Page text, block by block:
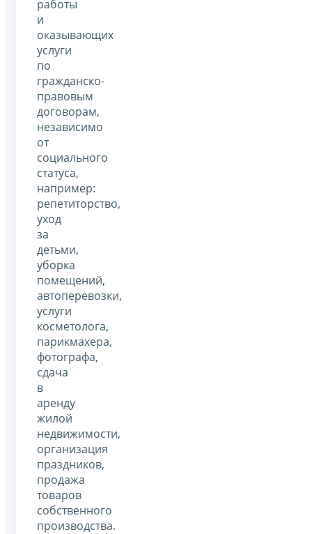
работы
и
оказывающих
услуги
по
гражданско-
правовым
договорам,
независимо
от
социального
статуса,
например:
репетиторство,
уход
за
детьми,
уборка
помещений,
автоперевозки,
услуги
косметолога,
парикмахера,
фотографа,
сдача
в
аренду
жилой
недвижимости,
организация
праздников,
продажа
товаров
собственного
производства.